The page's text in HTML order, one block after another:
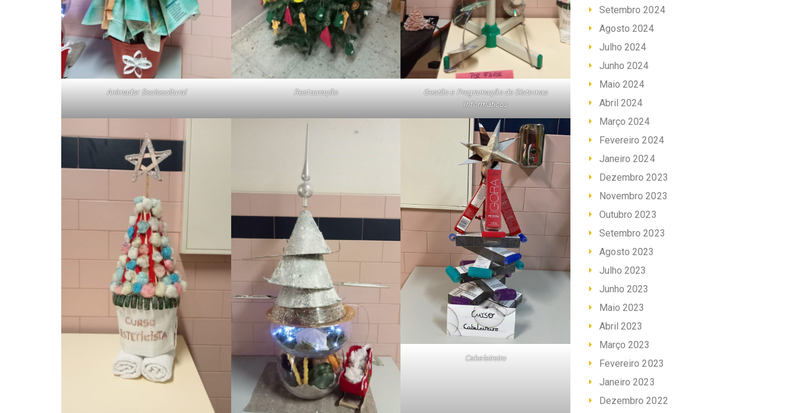
Animador Sociocultural Restauração
Gestão e Programação de Sistemas
Informáticos
Cabeleireiro
Setembro 2024
Agosto 2024
Julho 2024
Junho 2024
Maio 2024
Abril 2024
Março 2024
Fevereiro 2024
Janeiro 2024
Dezembro 2023
Novembro 2023
Outubro 2023
Setembro 2023
Agosto 2023
Julho 2023
Junho 2023
Maio 2023
Abril 2023
Março 2023
Fevereiro 2023
Janeiro 2023
Dezembro 2022